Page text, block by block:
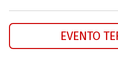
EVENTO